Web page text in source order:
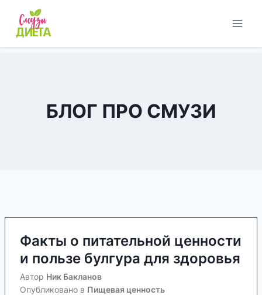
Перейти
содержимому
БЛОГ ПРО СМУЗИ
Факты о питательной ценности
и пользе булгура для здоровья
Автор Ник Бакланов
Опубликовано в Пищевая ценность